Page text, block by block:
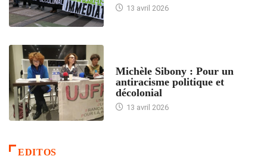
13 avril 2026
Michèle Sibony : Pour un
antiracisme politique et
décolonial
13 avril 2026
EDITOS